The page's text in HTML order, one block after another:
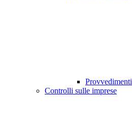
Controlli sulle imprese